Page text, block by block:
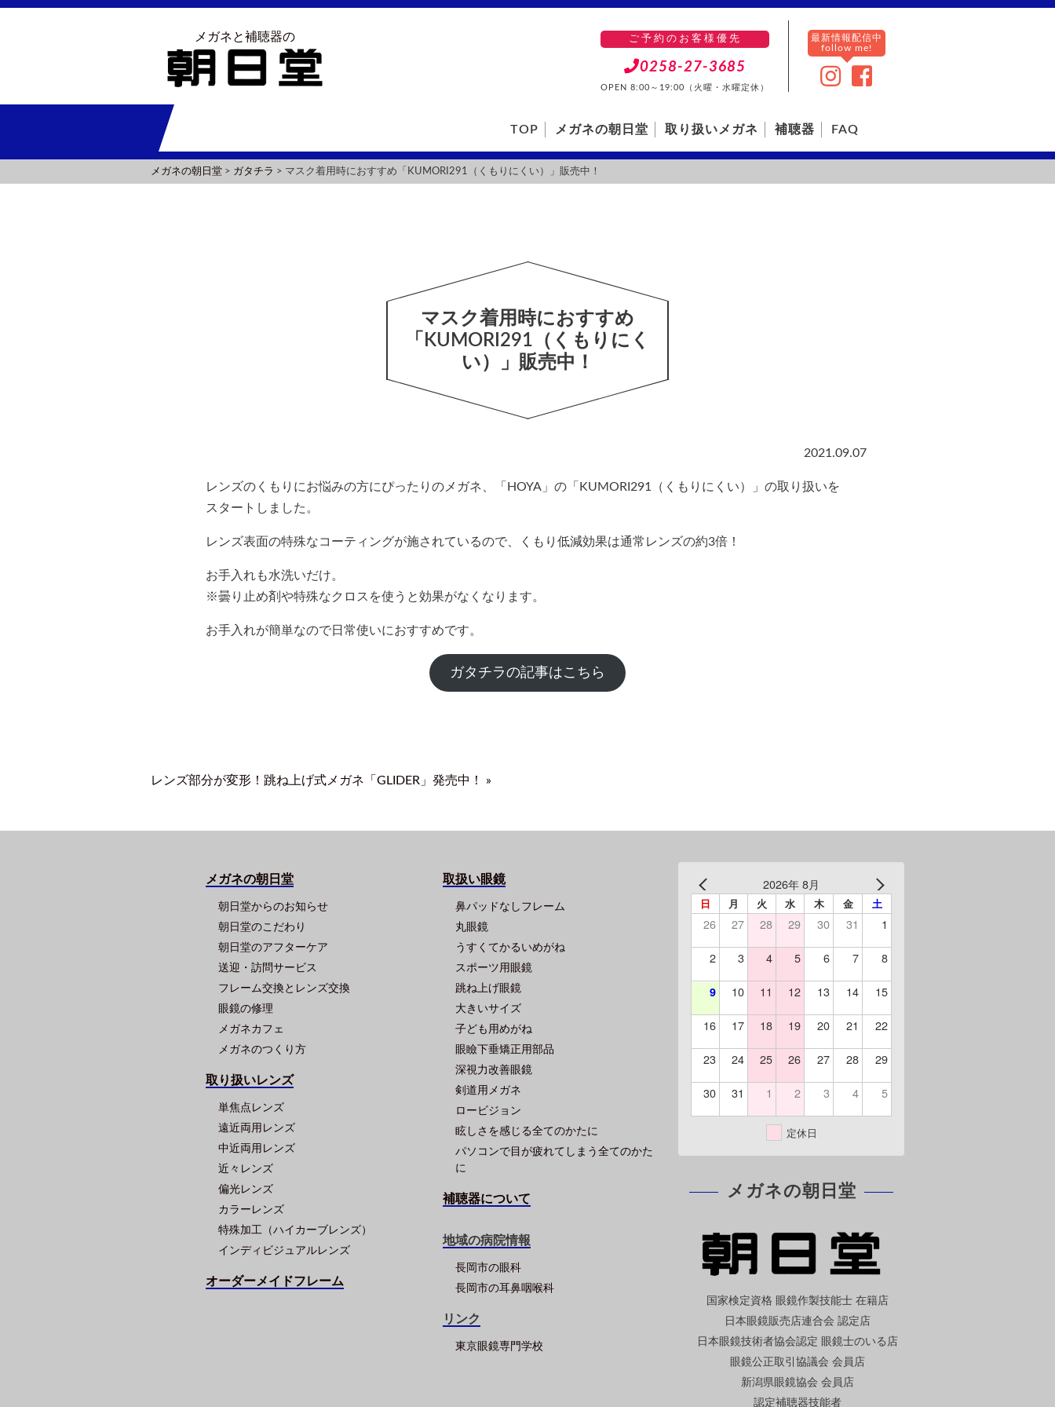
メガネと補聴器の ご予約のお客様優先
0258-27-3685
OPEN 8:00～19:00（火曜・水曜定休）
最新情報配信中
follow me!
TOP メガネの朝日堂 取り扱いメガネ 補聴器 FAQ
メガネの朝日堂 > ガタチラ > マスク着用時におすすめ「KUMORI291（くもりにくい）」販売中！
マスク着用時におすすめ
「KUMORI291（くもりにく
い）」販売中！
2021.09.07
レンズのくもりにお悩みの方にぴったりのメガネ、「HOYA」の「KUMORI291（くもりにくい）」の取り扱いを
スタートしました。
レンズ表面の特殊なコーティングが施されているので、くもり低減効果は通常レンズの約3倍！
お手入れも水洗いだけ。
※曇り止め剤や特殊なクロスを使うと効果がなくなります。
お手入れが簡単なので日常使いにおすすめです。
ガタチラの記事はこちら
レンズ部分が変形！跳ね上げ式メガネ「GLIDER」発売中！ »
メガネの朝日堂
朝日堂からのお知らせ
朝日堂のこだわり
朝日堂のアフターケア
送迎・訪問サービス
フレーム交換とレンズ交換
眼鏡の修理
メガネカフェ
メガネのつくり方
取り扱いレンズ
単焦点レンズ
遠近両用レンズ
中近両用レンズ
近々レンズ
偏光レンズ
カラーレンズ
特殊加工（ハイカーブレンズ）
インディビジュアルレンズ
オーダーメイドフレーム
取扱い眼鏡
鼻パッドなしフレーム
丸眼鏡
うすくてかるいめがね
スポーツ用眼鏡
跳ね上げ眼鏡
大きいサイズ
子ども用めがね
眼瞼下垂矯正用部品
深視力改善眼鏡
剣道用メガネ
ロービジョン
眩しさを感じる全てのかたに
パソコンで目が疲れてしまう全てのかた
に
補聴器について
地域の病院情報
長岡市の眼科
長岡市の耳鼻咽喉科
リンク
東京眼鏡専門学校
2026年 8月
日 月 火 水 木 金 土
26 27 28 29 30 31 1
2 3 4 5 6 7 8
9 10 11 12 13 14 15
16 17 18 19 20 21 22
23 24 25 26 27 28 29
30 31 1 2 3 4 5
定休日
メガネの朝日堂
国家検定資格 眼鏡作製技能士 在籍店
日本眼鏡販売店連合会 認定店
日本眼鏡技術者協会認定 眼鏡士のいる店
眼鏡公正取引協議会 会員店
新潟県眼鏡協会 会員店
認定補聴器技能者